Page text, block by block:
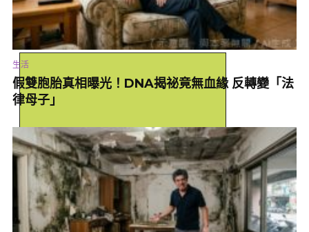
年的薪水與收入。
2、財位擺放貔貅：在正財位（正東）或偏財位（正北）擺上一對
貔貅，記得讓貔貅的頭朝向門口或窗外，將財氣吸入；尾巴朝內則
象徵將財富鎖進家庫。
3、皮夾養小金蟾：在皮夾不常用的隔層放入一對小金蟾，象徵招
到哪吸到哪。
生活
假雙胞胎真相曝光！DNA揭祕竟無血緣 反轉變「法
律母子」